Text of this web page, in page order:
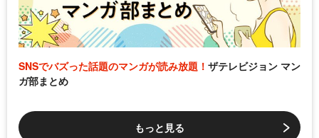
SNSでバズった話題のマンガが読み放題！ ザテレビジョン マン
ガ部まとめ
もっと見る